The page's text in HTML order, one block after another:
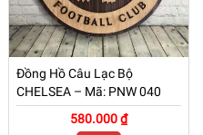
Đồng Hồ Câu Lạc Bộ
CHELSEA – Mã: PNW 040
580.000 ₫